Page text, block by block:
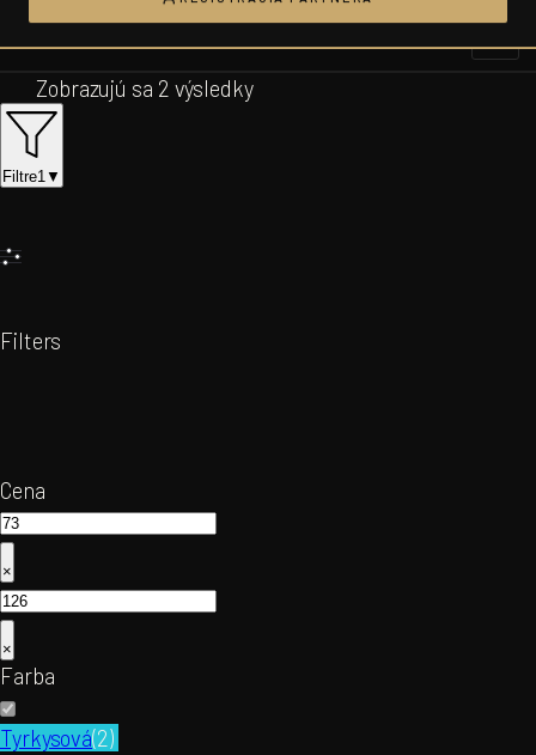
Prejsť
na
obsah
Zobrazujú sa 2 výsledky
Filtre1▼
Filters
Cena
×
×
Farba
Tyrkysová(2)